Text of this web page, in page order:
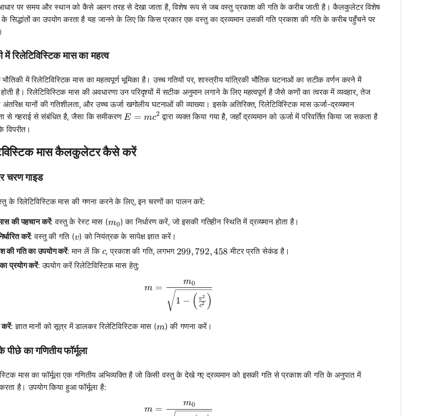
पर समय और स्थान को कैसे अलग तरह से देखा जाता है, विशेष रूप से जब वस्तु प्रकाश की गति के करीब जाती है। कैलकुलेटर विशेष
के सिद्धांतों का उपयोग करता है यह जानने के लिए कि किस प्रकार एक वस्तु का द्रव्यमान उसकी गति प्रकाश की गति के करीब पहुँचने पर
में रिलेटिविस्टिक मास का महत्व
में रिलेटिविस्टिक मास का महत्वपूर्ण भूमिका है। उच्च गतियों पर, शास्त्रीय यांत्रिकी भौतिक घटनाओं का सटीक वर्णन करने में
है। रिलेटिविस्टिक मास की अवधारणा उन परिदृश्यों में सटीक अनुमान लगाने के लिए महत्वपूर्ण है जैसे कणों का त्वरक में व्यवहार, तेज
अंतरिक्ष यानों की गतिशीलता, और उच्च ऊर्जा खगोलीय घटनाओं की व्याख्या। इसके अतिरिक्त, रिलेटिविस्टिक मास ऊर्जा-द्रव्यमान
से गहराई से संबंधित है, जैसा कि समीकरण E=mc^2
E = mc2 द्वारा व्यक्त किया गया है, जहाँ द्रव्यमान को ऊर्जा में परिवर्तित किया जा सकता है
मास कैलकुलेटर कैसे करें
चरण गाइड
के रिलेटिविस्टिक मास की गणना करने के लिए, इन चरणों का पालन करें:
की पहचान करें: वस्तु के रेस्ट मास (m_0
m0) का निर्धारण करें, जो इसकी गतिहीन स्थिति में द्रव्यमान होता है।
करें: वस्तु की गति (v
v) को नियंत्रक के सापेक्ष ज्ञात करें।
की गति का उपयोग करें: मान लें कि c
c, प्रकाश की गति, लगभग 299,792,458
299, 792,458 मीटर प्रति सेकंड है।
प्रयोग करें: उपयोग करें रिलेटिविस्टिक मास हेतु:
m = \frac{m_0}{\sqrt{1 - \left(\frac{v^2}{c^2}\right)}}
m =
1 − ( c2
v2 )
m0
करें: ज्ञात मानों को सूत्र में डालकर रिलेटिविस्टिक मास (m
m) की गणना करें।
पीछे का गणितीय फॉर्मूला
मास का फॉर्मूला एक गणितीय अभिव्यक्ति है जो किसी वस्तु के देखे गए द्रव्यमान को इसकी गति से प्रकाश की गति के अनुपात में
है। उपयोग किया हुआ फॉर्मूला है:
m = \frac{m_0}{\sqrt{1 - \left(\frac{v^2}{c^2}\right)}}
m =
m0